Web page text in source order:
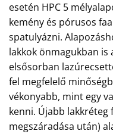
esetén HPC 5
kemény és pórusos
spatulyázni.
lakkok önmagukban is
elsősorban
fel megfelelő
vékonyabb, mint egy
kenni. Újabb
megszáradása után)